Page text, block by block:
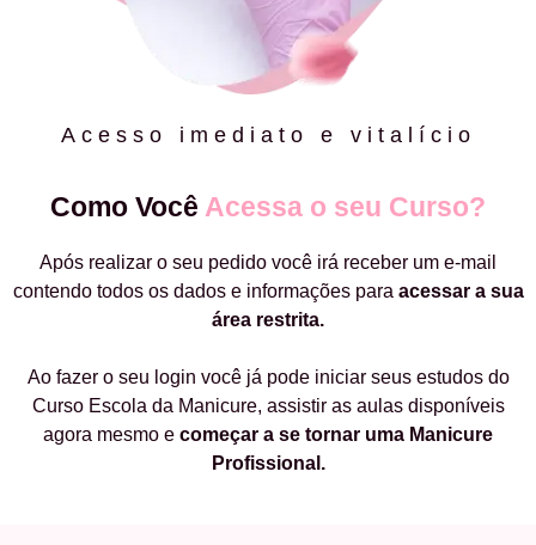
Acesso imediato e vitalício
Como Você Acessa o seu Curso?
Após realizar o seu pedido você irá receber um e-mail
contendo todos os dados e informações para acessar a sua
área restrita.
Ao fazer o seu login você já pode iniciar seus estudos do
Curso Escola da Manicure, assistir as aulas disponíveis
agora mesmo e começar a se tornar uma Manicure
Profissional.